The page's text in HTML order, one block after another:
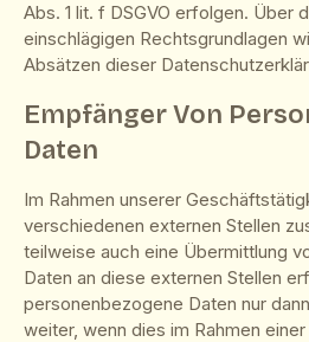
Abs. 1 lit. f DSGVO erfolgen. Über
einschlägigen Rechtsgrundlagen
Absätzen dieser
Empfänger Von
Daten
Im Rahmen unserer
verschiedenen externen Stellen
teilweise auch eine Übermittlung
Daten an diese externen Stellen
personenbezogene Daten nur
weiter, wenn dies im Rahmen